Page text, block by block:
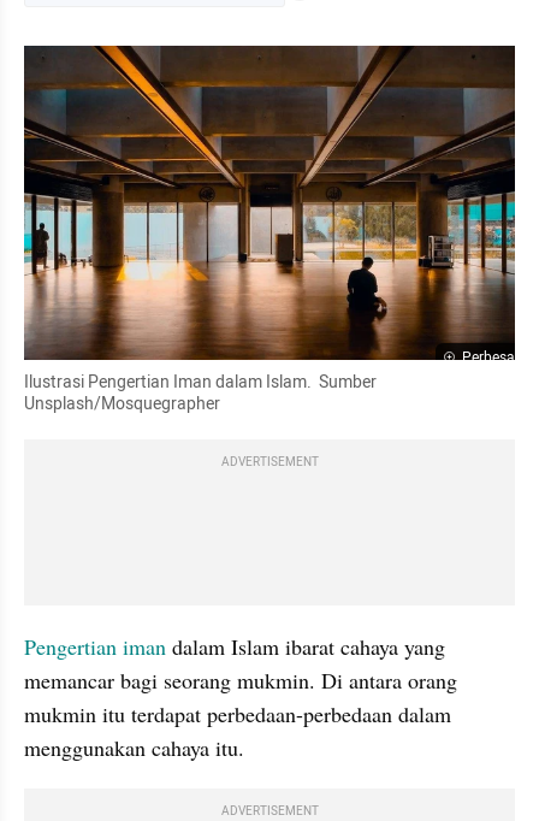
Perbesar
Ilustrasi Pengertian Iman dalam Islam.  Sumber
Unsplash/Mosquegrapher
ADVERTISEMENT
Pengertian iman dalam Islam ibarat cahaya yang
memancar bagi seorang mukmin. Di antara orang
mukmin itu terdapat perbedaan-perbedaan dalam
menggunakan cahaya itu.
ADVERTISEMENT